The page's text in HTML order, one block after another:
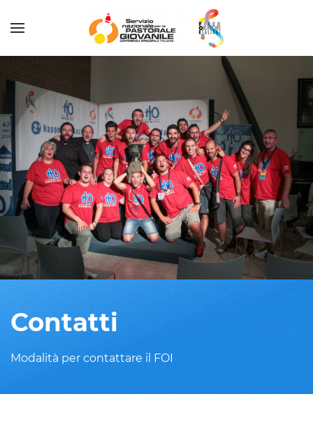
Contatti
Modalità per contattare il FOI